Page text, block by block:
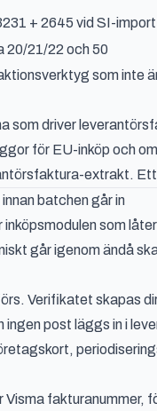
+ 2645 vid SI-import
20/21/22 och 50
som inte
som driver
för EU-inköp och
extrakt.
batchen går in
som
går igenom ändå
Verifikatet skapas
post läggs in i
fakturanummer,